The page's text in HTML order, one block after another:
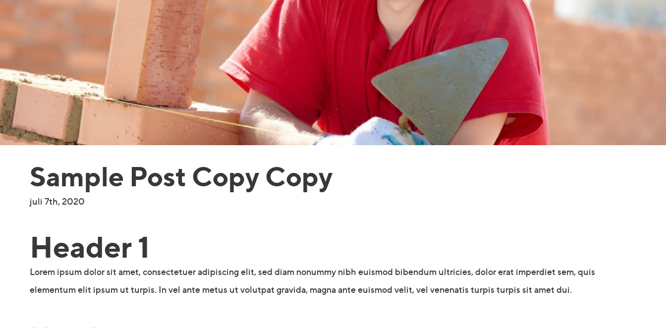
Sample Post Copy Copy
juli 7th, 2020
Header 1
Lorem ipsum dolor sit amet, consectetuer adipiscing elit, sed diam nonummy nibh euismod bibendum ultricies, dolor erat imperdiet sem, quis
elementum elit ipsum ut turpis. In vel ante metus ut volutpat gravida, magna ante euismod velit, vel venenatis turpis turpis sit amet dui.